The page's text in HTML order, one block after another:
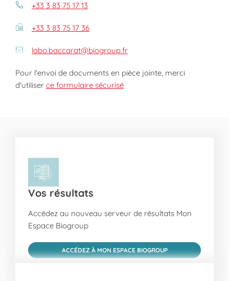
+33 3 83 75 17 13
+33 3 83 75 17 36
labo.baccarat@biogroup.fr
Pour l'envoi de documents en pièce jointe, merci
d'utiliser ce formulaire sécurisé
Vos résultats
Accédez au nouveau serveur de résultats Mon
Espace Biogroup
ACCÉDEZ À MON ESPACE BIOGROUP